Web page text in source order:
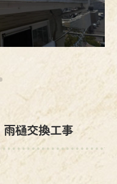
樋交換工事